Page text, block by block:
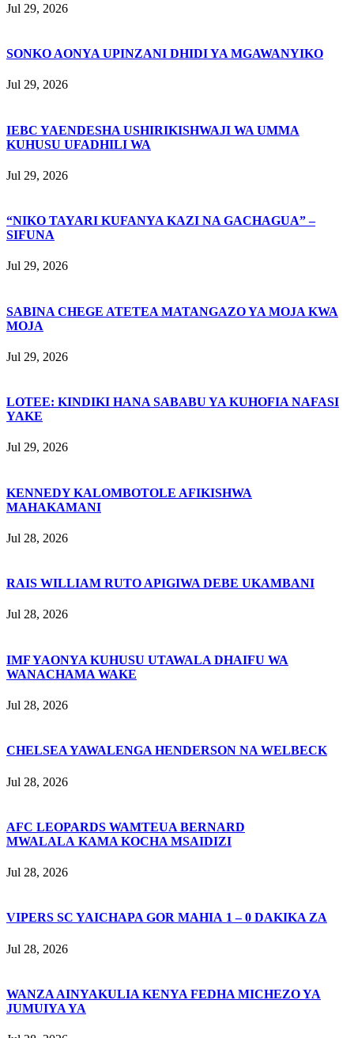
Jul 29, 2026
SONKO AONYA UPINZANI DHIDI YA MGAWANYIKO
Jul 29, 2026
IEBC YAENDESHA USHIRIKISHWAJI WA UMMA
KUHUSU UFADHILI WA
Jul 29, 2026
“NIKO TAYARI KUFANYA KAZI NA GACHAGUA” –
SIFUNA
Jul 29, 2026
SABINA CHEGE ATETEA MATANGAZO YA MOJA KWA
MOJA
Jul 29, 2026
LOTEE: KINDIKI HANA SABABU YA KUHOFIA NAFASI
YAKE
Jul 29, 2026
KENNEDY KALOMBOTOLE AFIKISHWA
MAHAKAMANI
Jul 28, 2026
RAIS WILLIAM RUTO APIGIWA DEBE UKAMBANI
Jul 28, 2026
IMF YAONYA KUHUSU UTAWALA DHAIFU WA
WANACHAMA WAKE
Jul 28, 2026
CHELSEA YAWALENGA HENDERSON NA WELBECK
Jul 28, 2026
AFC LEOPARDS WAMTEUA BERNARD
MWALALA KAMA KOCHA MSAIDIZI
Jul 28, 2026
VIPERS SC YAICHAPA GOR MAHIA 1 – 0 DAKIKA ZA
Jul 28, 2026
WANZA AINYAKULIA KENYA FEDHA MICHEZO YA
JUMUIYA YA